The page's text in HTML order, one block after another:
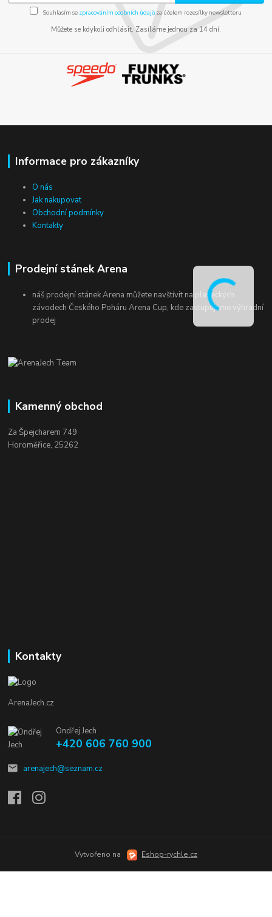
Souhlasím se zpracováním osobních údajůza účelem rozesílky newsletteru.
Můžete se kdykoli odhlásit. Zasíláme jednou za 14 dní.
Informace pro zákazníky
O nás
Jak nakupovat
Obchodní podmínky
Kontakty
Prodejní stánek Arena
náš prodejní stánek Arena můžete navštívit na plaveckých
závodech Českého Poháru Arena Cup, kde zastupujeme výhradní
prodej
Kamenný obchod
Za Špejcharem 749
Horoměřice, 25262
Kontakty
ArenaJech.cz
Ondřej Jech
+420 606 760 900
arenajech@seznam.cz
Vytvořeno na Eshop-rychle.cz